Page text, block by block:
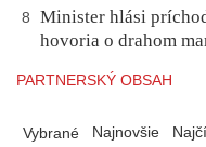
8
Minister hlási
hovoria o drahom
PARTNERSKÝ OBSAH
Vybrané Najnovšie